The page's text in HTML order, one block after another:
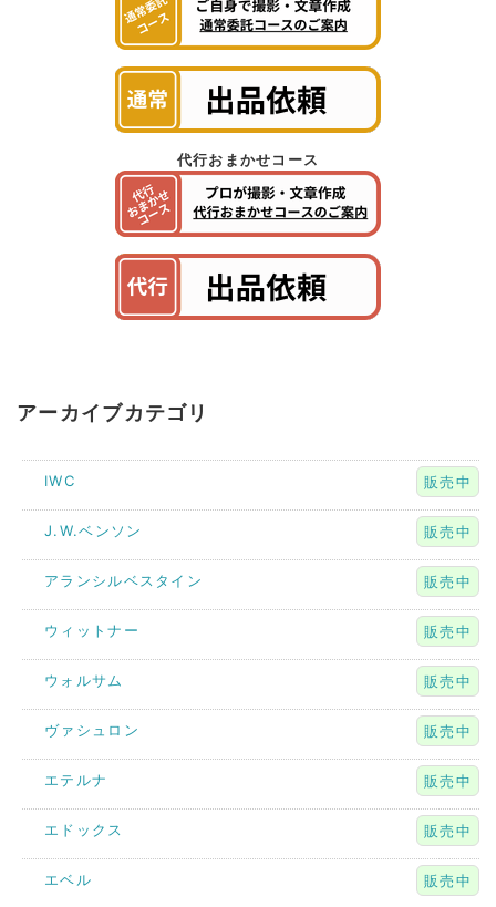
代行おまかせコース
アーカイブカテゴリ
IWC 販売中
J.W.ベンソン 販売中
アランシルベスタイン 販売中
ウィットナー 販売中
ウォルサム 販売中
ヴァシュロン 販売中
エテルナ 販売中
エドックス 販売中
エベル 販売中